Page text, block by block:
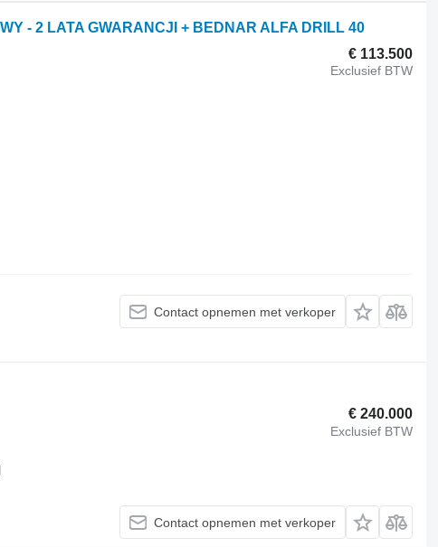
- 2 LATA GWARANCJI + BEDNAR ALFA DRILL 40
€ 113.500
Exclusief BTW
Contact opnemen met verkoper
€ 240.000
Exclusief BTW
Contact opnemen met verkoper